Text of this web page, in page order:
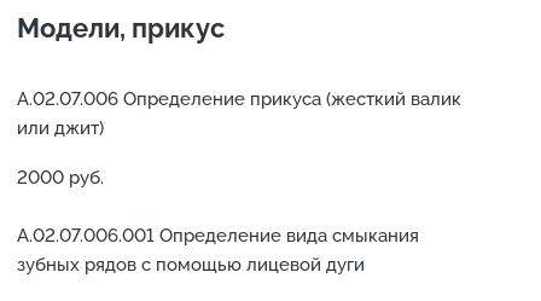
Модели, прикус
А.02.07.006 Определение прикуса (жесткий валик
или джит)
2000 руб.
А.02.07.006.001 Определение вида смыкания
зубных рядов с помощью лицевой дуги